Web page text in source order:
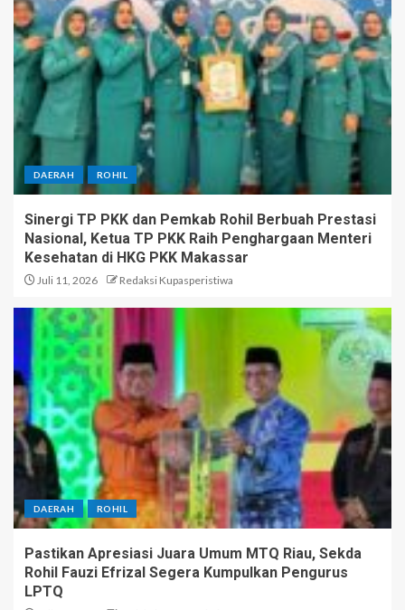
DAERAH ROHIL
Sinergi TP PKK dan Pemkab Rohil Berbuah Prestasi
Nasional, Ketua TP PKK Raih Penghargaan Menteri
Kesehatan di HKG PKK Makassar
Juli 11, 2026 Redaksi Kupasperistiwa
DAERAH ROHIL
Pastikan Apresiasi Juara Umum MTQ Riau, Sekda
Rohil Fauzi Efrizal Segera Kumpulkan Pengurus
LPTQ